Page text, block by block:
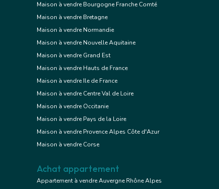
Maison à vendre Bourgogne Franche Comté
Maison à vendre Bretagne
Maison à vendre Normandie
Maison à vendre Nouvelle Aquitaine
Maison à vendre Grand Est
Maison à vendre Hauts de France
Maison à vendre Ile de France
Maison à vendre Centre Val de Loire
Maison à vendre Occitanie
Maison à vendre Pays de la Loire
Maison à vendre Provence Alpes Côte d'Azur
Maison à vendre Corse
Achat appartement
Appartement à vendre Auvergne Rhône Alpes